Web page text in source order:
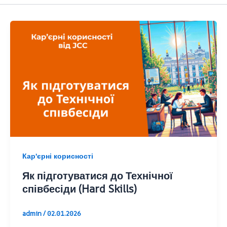
Кар'єрні корисності
Як підготуватися до Технічної
співбесіди (Hard Skills)
admin/02.01.2026